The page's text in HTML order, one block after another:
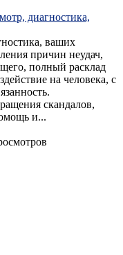
диагностика,
ваших
причин неудач,
полный расклад
на человека, с
скандалов,
и...